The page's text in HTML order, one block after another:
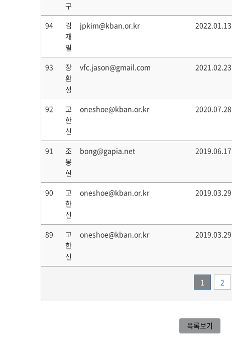
구
94
김
재
필
jpkim@kban.or.kr 2022.01.13
93
장
환
성
vfc.jason@gmail.com 2021.02.23
92
고
한
신
oneshoe@kban.or.kr 2020.07.28
91
조
봉
현
bong@gapia.net 2019.06.17
90
고
한
신
oneshoe@kban.or.kr 2019.03.29
89
고
한
신
oneshoe@kban.or.kr 2019.03.29
1 2
목록보기